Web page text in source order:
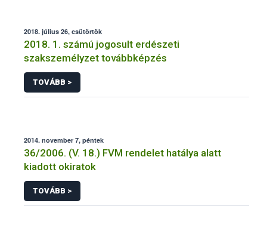
2018. július 26, csütörtök
2018. 1. számú jogosult erdészeti
szakszemélyzet továbbképzés
TOVÁBB >
2014. november 7, péntek
36/2006. (V. 18.) FVM rendelet hatálya alatt
kiadott okiratok
TOVÁBB >